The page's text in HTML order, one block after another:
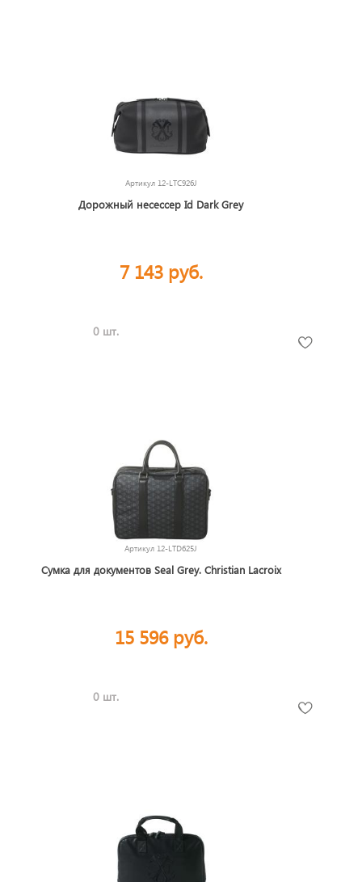
Артикул 12-LTC926J
Дорожный несессер Id Dark Grey
7 143 руб.
0 шт.
Артикул 12-LTD625J
Сумка для документов Seal Grey. Christian Lacroix
15 596 руб.
0 шт.